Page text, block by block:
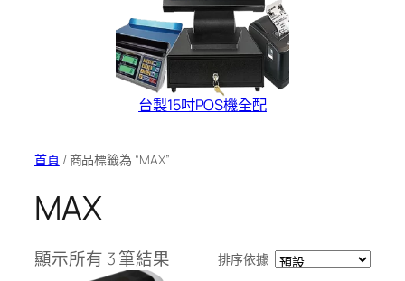
台製15吋POS機全配
首頁 / 商品標籤為 “MAX”
MAX
顯示所有 3 筆結果 排序依據